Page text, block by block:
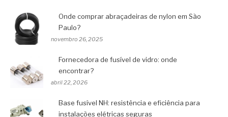
Onde comprar abraçadeiras de nylon em São
Paulo?
novembro 26, 2025
Fornecedora de fusível de vidro: onde
encontrar?
abril 22, 2026
Base fusível NH: resistência e eficiência para
instalações elétricas seguras